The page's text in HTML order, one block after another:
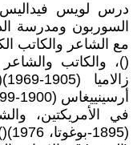
درس لويس
السوربون ومدرسة
()، والكاتب
في الأمريكتين،